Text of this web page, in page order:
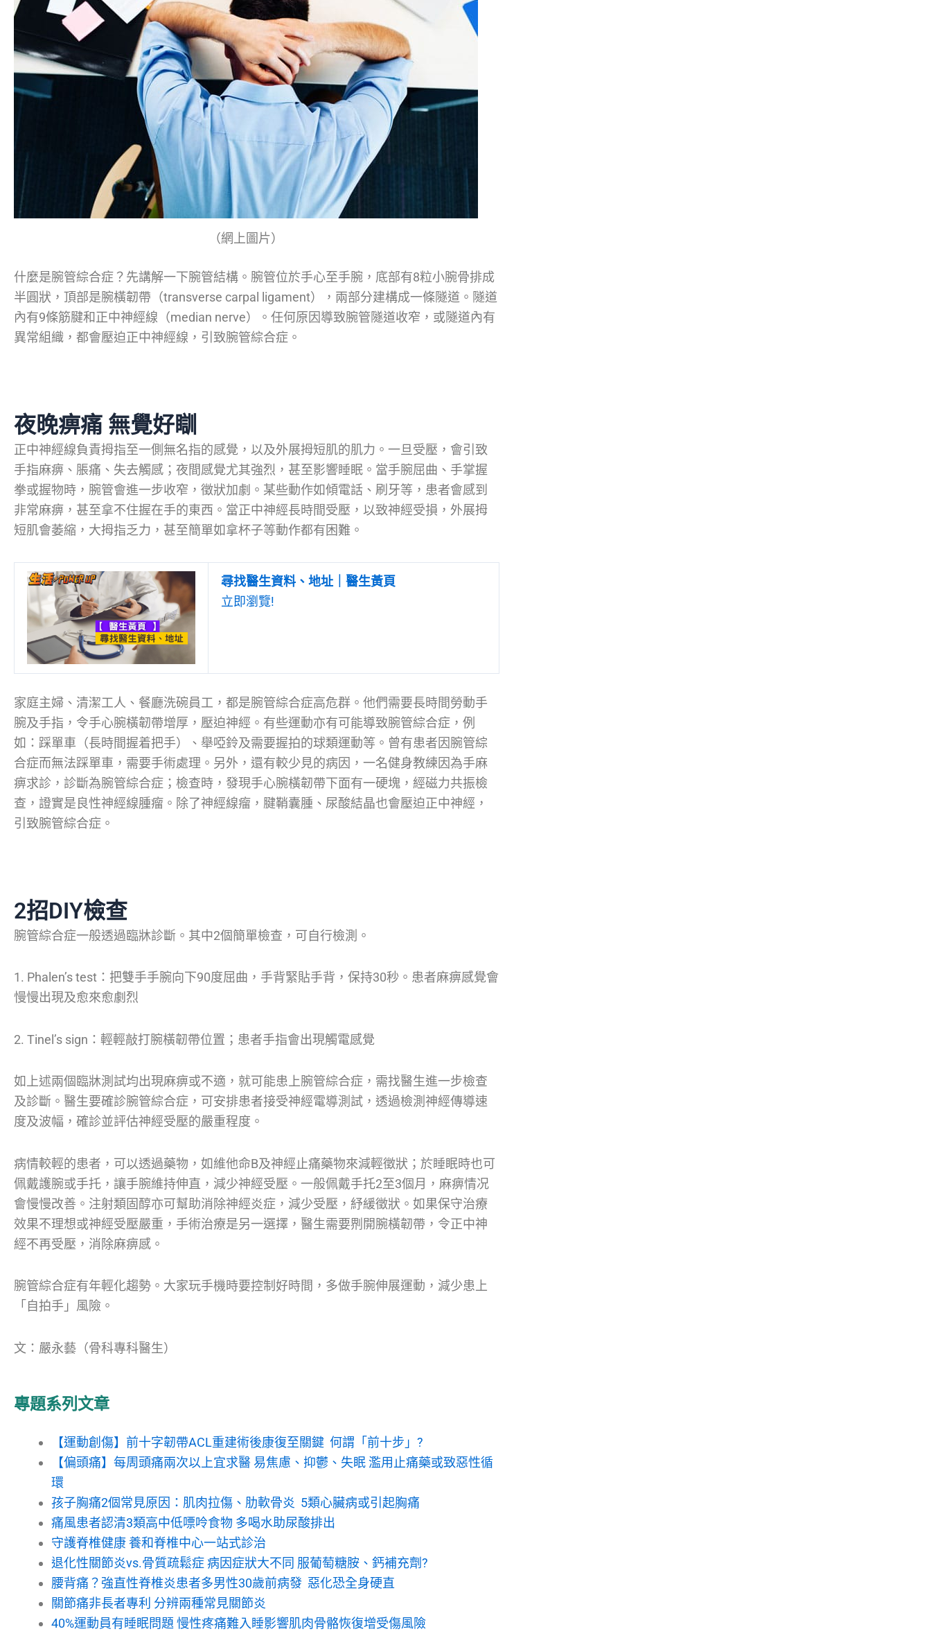
（網上圖片）
什麼是腕管綜合症？先講解一下腕管結構。腕管位於手心至手腕，底部有8粒小腕骨排成
半圓狀，頂部是腕橫韌帶（transverse carpal ligament），兩部分建構成一條隧道。隧道
內有9條筋腱和正中神經線（median nerve）。任何原因導致腕管隧道收窄，或隧道內有
異常組織，都會壓迫正中神經線，引致腕管綜合症。
夜晚痹痛 無覺好瞓
正中神經線負責拇指至一側無名指的感覺，以及外展拇短肌的肌力。一旦受壓，會引致
手指麻痹、脹痛、失去觸感；夜間感覺尤其強烈，甚至影響睡眠。當手腕屈曲、手掌握
拳或握物時，腕管會進一步收窄，徵狀加劇。某些動作如傾電話、刷牙等，患者會感到
非常麻痹，甚至拿不住握在手的東西。當正中神經長時間受壓，以致神經受損，外展拇
短肌會萎縮，大拇指乏力，甚至簡單如拿杯子等動作都有困難。
尋找醫生資料、地址｜醫生黃頁
立即瀏覽!
家庭主婦、清潔工人、餐廳洗碗員工，都是腕管綜合症高危群。他們需要長時間勞動手
腕及手指，令手心腕橫韌帶增厚，壓迫神經。有些運動亦有可能導致腕管綜合症，例
如：踩單車（長時間握着把手）、舉啞鈴及需要握拍的球類運動等。曾有患者因腕管綜
合症而無法踩單車，需要手術處理。另外，還有較少見的病因，一名健身教練因為手麻
痹求診，診斷為腕管綜合症；檢查時，發現手心腕橫韌帶下面有一硬塊，經磁力共振檢
查，證實是良性神經線腫瘤。除了神經線瘤，腱鞘囊腫、尿酸結晶也會壓迫正中神經，
引致腕管綜合症。
2招DIY檢查
腕管綜合症一般透過臨牀診斷。其中2個簡單檢查，可自行檢測。
1. Phalen’s test：把雙手手腕向下90度屈曲，手背緊貼手背，保持30秒。患者麻痹感覺會
慢慢出現及愈來愈劇烈
2. Tinel’s sign：輕輕敲打腕橫韌帶位置；患者手指會出現觸電感覺
如上述兩個臨牀測試均出現麻痹或不適，就可能患上腕管綜合症，需找醫生進一步檢查
及診斷。醫生要確診腕管綜合症，可安排患者接受神經電導測試，透過檢測神經傳導速
度及波幅，確診並評估神經受壓的嚴重程度。
病情較輕的患者，可以透過藥物，如維他命B及神經止痛藥物來減輕徵狀；於睡眠時也可
佩戴護腕或手托，讓手腕維持伸直，減少神經受壓。一般佩戴手托2至3個月，麻痹情况
會慢慢改善。注射類固醇亦可幫助消除神經炎症，減少受壓，紓緩徵狀。如果保守治療
效果不理想或神經受壓嚴重，手術治療是另一選擇，醫生需要𠝹開腕橫韌帶，令正中神
經不再受壓，消除麻痹感。
腕管綜合症有年輕化趨勢。大家玩手機時要控制好時間，多做手腕伸展運動，減少患上
「自拍手」風險。
文：嚴永藝（骨科專科醫生）
專題系列文章
【運動創傷】前十字韌帶ACL重建術後康復至關鍵 何謂「前十步」?
【偏頭痛】每周頭痛兩次以上宜求醫 易焦慮、抑鬱、失眠 濫用止痛藥或致惡性循
環
孩子胸痛2個常見原因：肌肉拉傷、肋軟骨炎 5類心臟病或引起胸痛
痛風患者認清3類高中低嘌呤食物 多喝水助尿酸排出
守護脊椎健康 養和脊椎中心一站式診治
退化性關節炎vs.骨質疏鬆症 病因症狀大不同 服葡萄糖胺、鈣補充劑?
腰背痛？強直性脊椎炎患者多男性30歲前病發 惡化恐全身硬直
關節痛非長者專利 分辨兩種常見關節炎
40%運動員有睡眠問題 慢性疼痛難入睡影響肌肉骨骼恢復增受傷風險